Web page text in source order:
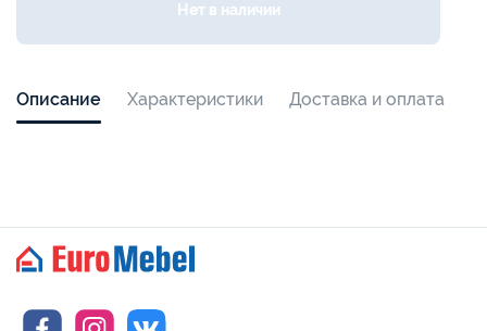
Нет в наличии
Описание Характеристики Доставка и оплата